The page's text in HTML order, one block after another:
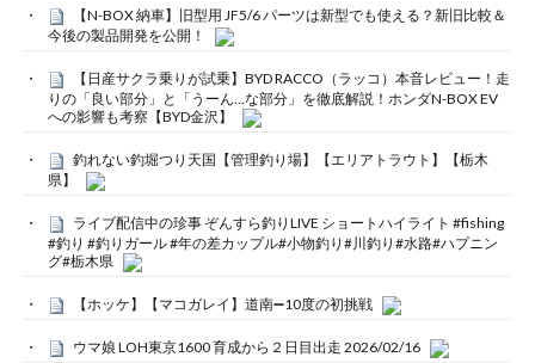
【N-BOX 納車】旧型用 JF5/6 パーツは新型でも使える？新旧比較＆
今後の製品開発を公開！
【日産サクラ乗りが試乗】BYD RACCO（ラッコ）本音レビュー！走
りの「良い部分」と「うーん…な部分」を徹底解説！ホンダN-BOX EV
への影響も考察【BYD金沢】
釣れない釣堀つり天国【管理釣り場】【エリアトラウト】【栃木
県】
ライブ配信中の珍事 ぞんすら釣りLIVE ショートハイライト #fishing
#釣り #釣りガール #年の差カップル#小物釣り#川釣り#水路#ハプニン
グ#栃木県
【ホッケ】【マコガレイ】道南➖10度の初挑戦
ウマ娘 LOH東京1600 育成から２日目出走 2026/02/16